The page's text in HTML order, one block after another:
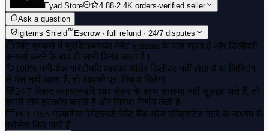
Eyad Store 4.88·2.4K orders·verified seller
Ask a question
igitems Shield™ Escrow · full refund · 24/7 disputes
पेमेंट एस्क्रो में सुरक्षितआपका पेमेंट igitems के पास रहता है और डिलीवरी
कन्फर्म करने के बाद ही जारी किया जाता है।
100% मनी-बैक गारंटीयदि आपका ऑर्डर डिलीवर नहीं होता है या लिस्टिंग
से मेल नहीं खाता है, तो आपको पूरा रिफंड मिलेगा।
24/7 विवाद समाधानयदि आप सेलर के साथ समस्या नहीं सुलझा पाते हैं, तो
हमारी टीम हस्तक्षेप करती है और निष्पक्ष निर्णय लेती है।
PCI DSS प्रमाणित पेमेंटकार्ड पेमेंट बैंक-ग्रेड एन्क्रिप्टेड गेटवे के माध्यम से
प्रोसेस किए जाते हैं।